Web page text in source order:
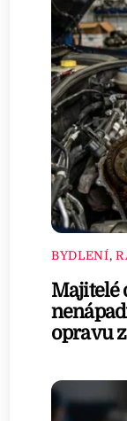
BYDLENÍ,
Majitelé
opravu